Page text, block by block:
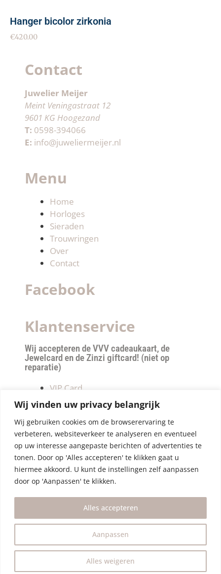
Wij vinden uw privacy belangrijk
Wij gebruiken cookies om de browserervaring te
verbeteren, websiteverkeer te analyseren en eventueel
op uw interesse aangepaste berichten of advertenties te
tonen. Door op 'Alles accepteren' te klikken gaat u
hiermee akkoord. U kunt de instellingen zelf aanpassen
door op 'Aanpassen' te klikken.
Aanpassen
Alles weigeren
Alles accepteren
Hanger bicolor zirkonia
€420.00
Contact
Juwelier Meijer
Meint Veningastraat 12
9601 KG Hoogezand
T: 0598-394066
E: info@juweliermeijer.nl
Menu
Home
Horloges
Sieraden
Trouwringen
Over
Contact
Facebook
Klantenservice
Wij accepteren de VVV cadeaukaart, de
Jewelcard en de Zinzi giftcard! (niet op
reparatie)
VIP Card
Retourneren
Betalen & verzendkosten
Privacy Policy
Algemene Voorwaarden